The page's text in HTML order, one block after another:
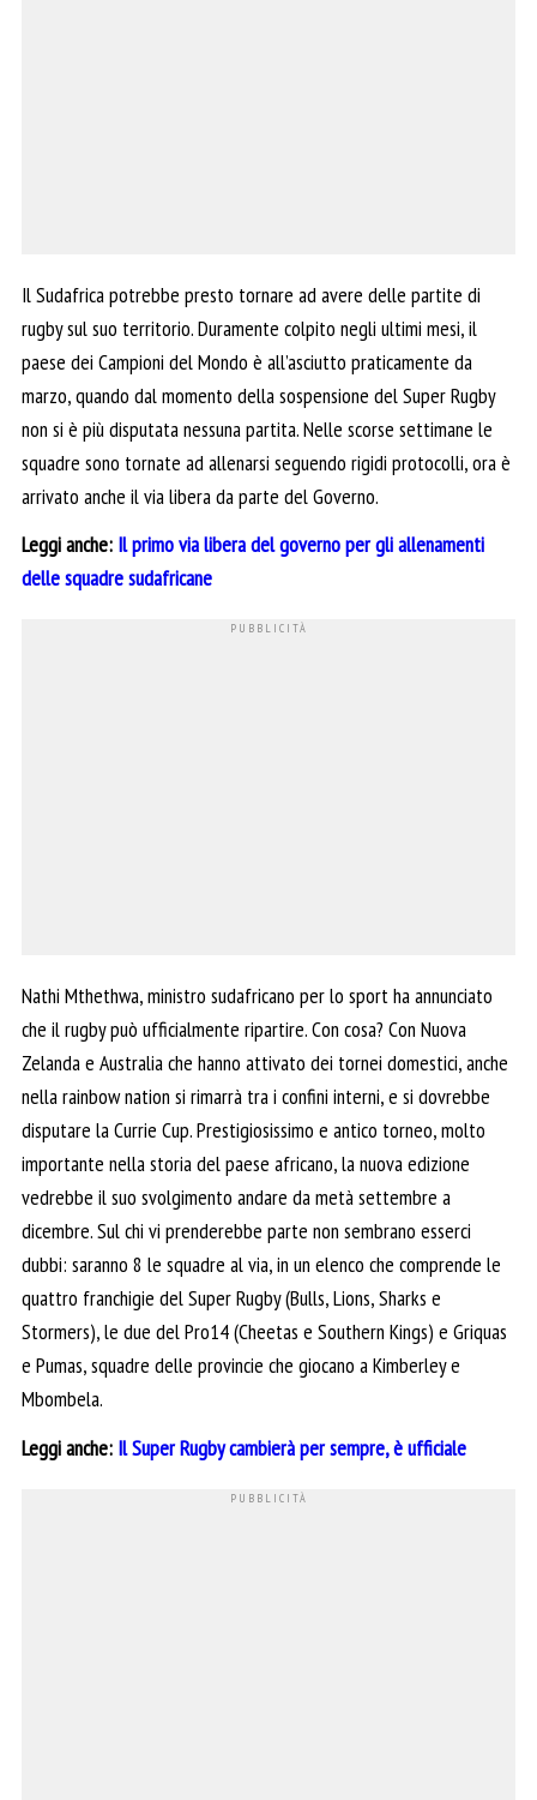
Il Sudafrica potrebbe presto tornare ad avere delle partite di
rugby sul suo territorio. Duramente colpito negli ultimi mesi, il
paese dei Campioni del Mondo è all’asciutto praticamente da
marzo, quando dal momento della sospensione del Super Rugby
non si è più disputata nessuna partita. Nelle scorse settimane le
squadre sono tornate ad allenarsi seguendo rigidi protocolli, ora è
arrivato anche il via libera da parte del Governo.
Leggi anche: Il primo via libera del governo per gli allenamenti
delle squadre sudafricane
Nathi Mthethwa, ministro sudafricano per lo sport ha annunciato
che il rugby può ufficialmente ripartire. Con cosa? Con Nuova
Zelanda e Australia che hanno attivato dei tornei domestici, anche
nella rainbow nation si rimarrà tra i confini interni, e si dovrebbe
disputare la Currie Cup. Prestigiosissimo e antico torneo, molto
importante nella storia del paese africano, la nuova edizione
vedrebbe il suo svolgimento andare da metà settembre a
dicembre. Sul chi vi prenderebbe parte non sembrano esserci
dubbi: saranno 8 le squadre al via, in un elenco che comprende le
quattro franchigie del Super Rugby (Bulls, Lions, Sharks e
Stormers), le due del Pro14 (Cheetas e Southern Kings) e Griquas
e Pumas,squadre delle provincie che giocano a Kimberley e
Mbombela.
Leggi anche: Il Super Rugby cambierà per sempre, è ufficiale